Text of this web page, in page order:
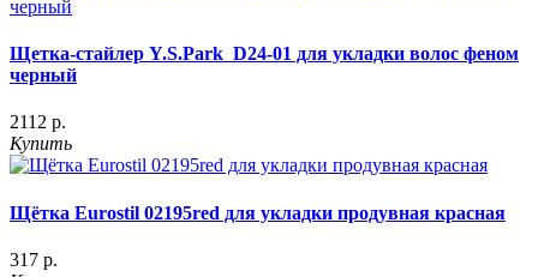
Щетка-стайлер Y.S.Park D24-01 для укладки волос феном
черный
2112 р.
Купить
Щётка Eurostil 02195red для укладки продувная красная
317 р.